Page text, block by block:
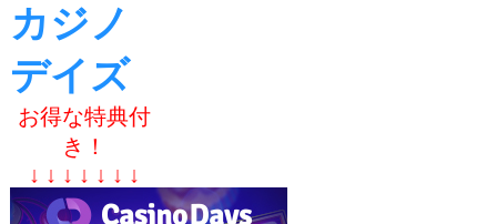
カジノ
デイズ
お得な特典付
き！
↓ ↓ ↓ ↓ ↓ ↓ ↓